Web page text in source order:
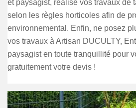
et paysagist, réalise vos travaux de
selon les règles horticoles afin de
environnemental. Enfin, ne posez
vos travaux à Artisan DUCULTY,
paysagist en toute tranquillité pour
gratuitement votre devis !